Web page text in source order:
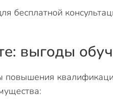
бесплатной
выгоды